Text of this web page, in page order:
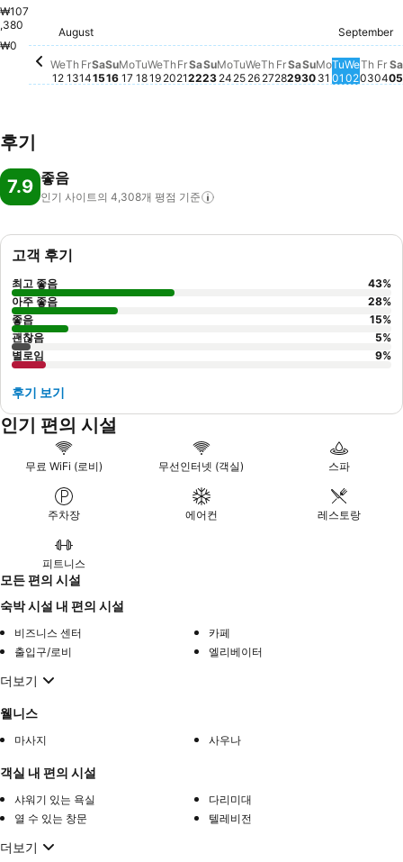
₩107
,380
₩0
Wednesday, August 12
₩158,595
August
We
12
Thursday, August 13
₩159,597
Th
13
Friday, August 14
₩163,342
Fr
14
Sa
15
Su
16
Mo
17
Tu
18
We
19
Th
20
Fr
21
Sa
22
Su
23
Monday, August 24
Mo
24
Tuesday, August 25
Tu
25
Wednesday, August
We
26
Thursday, August
Th
27
Friday, August 28
₩157,855
Fr
28
Saturday,
₩191,940
Sa
29
Sunday,
₩185,320
Su
30
Monday,
₩158,841
Mo
31
₩160,812
September
Tu
01
We
02
Th
03
Fr
04
Sa
05
후기
7.9 좋음
인기 사이트의 4,308개 평점 기준
고객 후기
최고 좋음 43%
아주 좋음
28%
좋음
15%
괜찮음
5%
별로임
9%
후기 보기
인기 편의 시설
무료 WiFi (로비) 무선인터넷 (객실) 스파
주차장 에어컨 레스토랑
피트니스
모든 편의 시설
숙박 시설 내 편의 시설
비즈니스 센터
카페
출입구/로비
엘리베이터
더보기
웰니스
마사지 사우나
객실 내 편의 시설
샤워기 있는 욕실
다리미대
열 수 있는 창문
텔레비전
더보기